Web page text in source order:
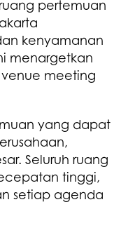
pertemuan
kenyamanan
menargetkan
meeting
yang dapat
Seluruh ruang
tinggi,
setiap agenda